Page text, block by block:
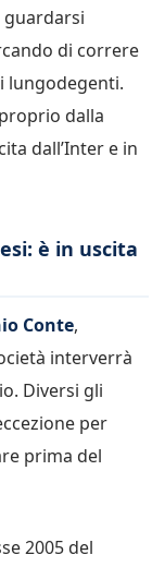
guardarsi
di correre
lungodegenti.
dalla
dall’Inter e in
è in uscita
Conte,
interverrà
Diversi gli
per
prima del
2005 del